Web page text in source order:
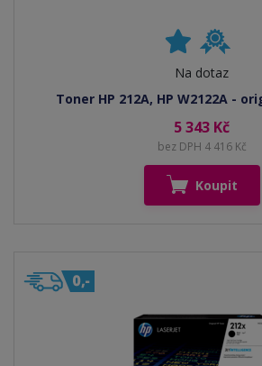
Na dotaz
Toner HP 212A, HP W2122A -
5 343 Kč
bez DPH 4 416 Kč
Koupit